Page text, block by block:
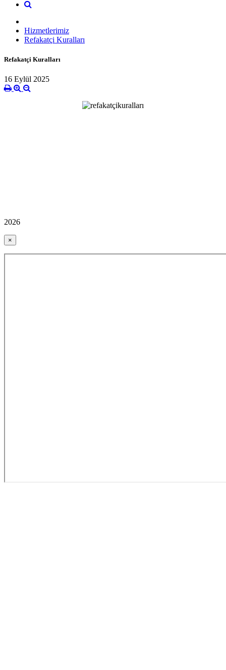
Hizmetlerimiz
Refakatçi Kuralları
Refakatçi Kuralları
16 Eylül 2025
2026
×